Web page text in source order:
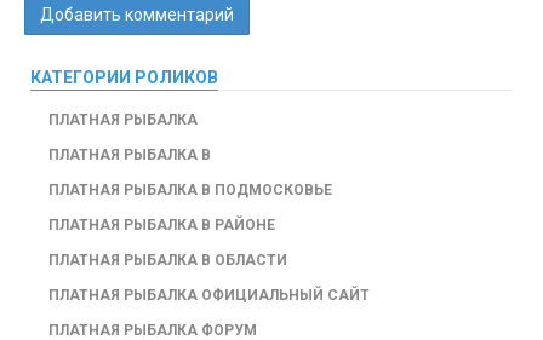
Добавить комментарий
КАТЕГОРИИ РОЛИКОВ
ПЛАТНАЯ РЫБАЛКА
ПЛАТНАЯ РЫБАЛКА В
ПЛАТНАЯ РЫБАЛКА В ПОДМОСКОВЬЕ
ПЛАТНАЯ РЫБАЛКА В РАЙОНЕ
ПЛАТНАЯ РЫБАЛКА В ОБЛАСТИ
ПЛАТНАЯ РЫБАЛКА ОФИЦИАЛЬНЫЙ САЙТ
ПЛАТНАЯ РЫБАЛКА ФОРУМ